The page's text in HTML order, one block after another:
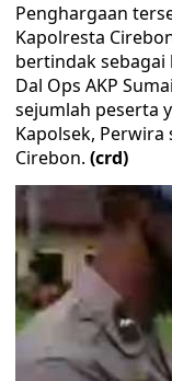
Penghargaan
Kapolresta
bertindak sebagai
Dal Ops AKP
sejumlah peserta
Kapolsek, Perwira
Cirebon. (crd)